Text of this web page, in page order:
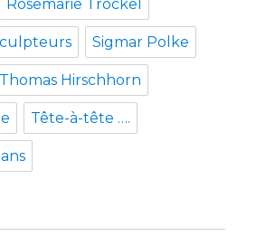
Rosemarie Trockel
Sigmar Polke
Thomas Hirschhorn
Tête-à-tête ….